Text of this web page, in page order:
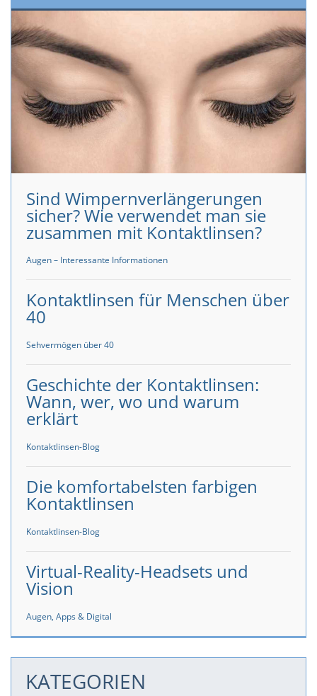
Sind Wimpernverlängerungen
sicher? Wie verwendet man sie
zusammen mit Kontaktlinsen?
Augen – Interessante Informationen
Kontaktlinsen für Menschen über
40
Sehvermögen über 40
Geschichte der Kontaktlinsen:
Wann, wer, wo und warum
erklärt
Kontaktlinsen-Blog
Die komfortabelsten farbigen
Kontaktlinsen
Kontaktlinsen-Blog
Virtual-Reality-Headsets und
Vision
Augen, Apps & Digital
KATEGORIEN